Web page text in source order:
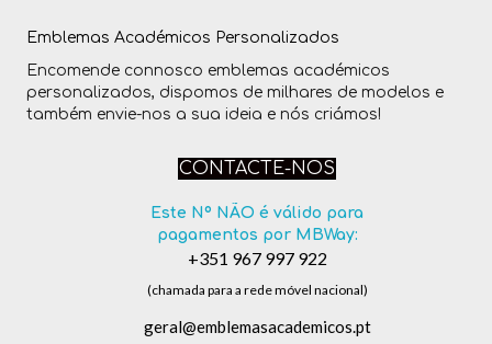
Emblemas Académicos Personalizados
Encomende connosco emblemas académicos
personalizados, dispomos de milhares de modelos e
também envie-nos a sua ideia e nós criámos!
CONTACTE-NOS
Este Nº NÃO é válido para
pagamentos por MBWay:
+351 967 997 922
(chamada para a rede móvel nacional)
geral@emblemasacademicos.pt